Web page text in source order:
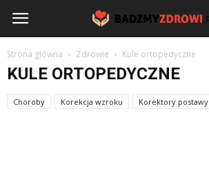
BadzmyZdrowi.pl
Strona główna Zdrowie Kule ortopedyczne
KULE ORTOPEDYCZNE
Choroby Korekcja wzroku
Korektory postawy